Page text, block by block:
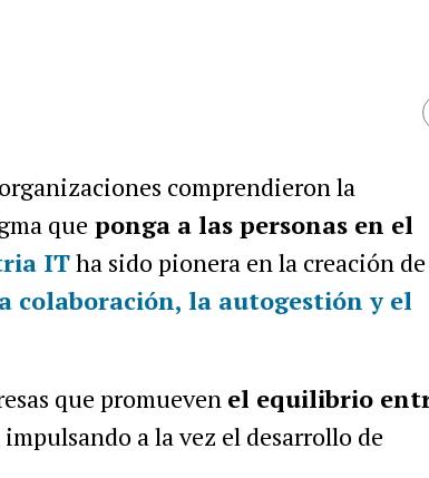
comprendieron la
que ponga a las personas en el
ITha sido pionera en la creación de
colaboración, la autogestión y el
que promueven el equilibrio
impulsando a la vez el desarrollo de